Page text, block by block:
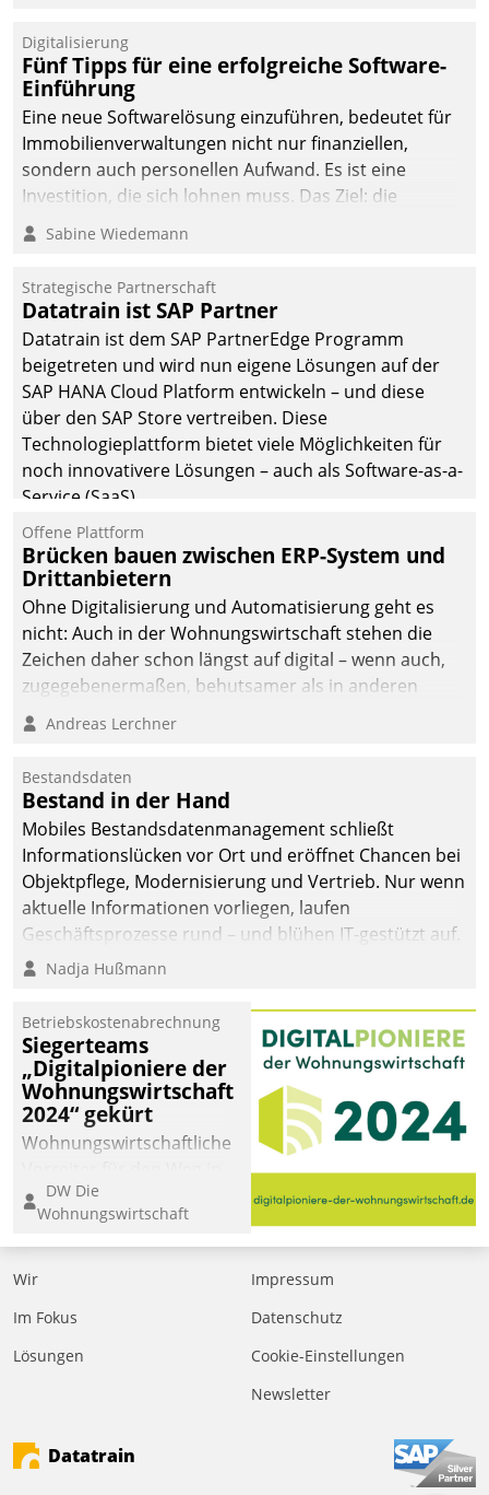
Digitalisierung
Fünf Tipps für eine erfolgreiche Software-
Einführung
Eine neue Softwarelösung einzuführen, bedeutet für
Immobilienverwaltungen nicht nur finanziellen,
sondern auch personellen Aufwand. Es ist eine
Investition, die sich lohnen muss. Das Ziel: die
nachhaltige Optimierung der Geschäftsabläufe. Damit
dieses Ziel erreicht wird, sollten einige Grundregeln
Sabine Wiedemann
Strategische Partnerschaft
Datatrain ist SAP Partner
Datatrain ist dem SAP PartnerEdge Programm
beigetreten und wird nun eigene Lösungen auf der
SAP HANA Cloud Platform entwickeln – und diese
über den SAP Store vertreiben. Diese
Technologieplattform bietet viele Möglichkeiten für
noch innovativere Lösungen – auch als Software-as-a-
Service (SaaS).
Offene Plattform
Brücken bauen zwischen ERP-System und
Drittanbietern
Ohne Digitalisierung und Automatisierung geht es
nicht: Auch in der Wohnungswirtschaft stehen die
Zeichen daher schon längst auf digital – wenn auch,
zugegebenermaßen, behutsamer als in anderen
Branchen.
Andreas Lerchner
Bestandsdaten
Bestand in der Hand
Mobiles Bestandsdatenmanagement schließt
Informationslücken vor Ort und eröffnet Chancen bei
Objektpflege, Modernisierung und Vertrieb. Nur wenn
aktuelle Informationen vorliegen, laufen
Geschäftsprozesse rund – und blühen IT-gestützt auf.
Nadja Hußmann
Betriebskostenabrechnung
Siegerteams
„Digitalpioniere der
Wohnungswirtschaft
2024“ gekürt
Wohnungswirtschaftliche
eine digitale Zukunft zu
finden, ist das Ziel des
Awards „Digitalpioniere
der
Bewerben können sich
dafür ein Team
DW Die
Wohnungswirtschaft
Wir
Im Fokus
Lösungen
Impressum
Datenschutz
Cookie-Einstellungen
Newsletter
Datatrain